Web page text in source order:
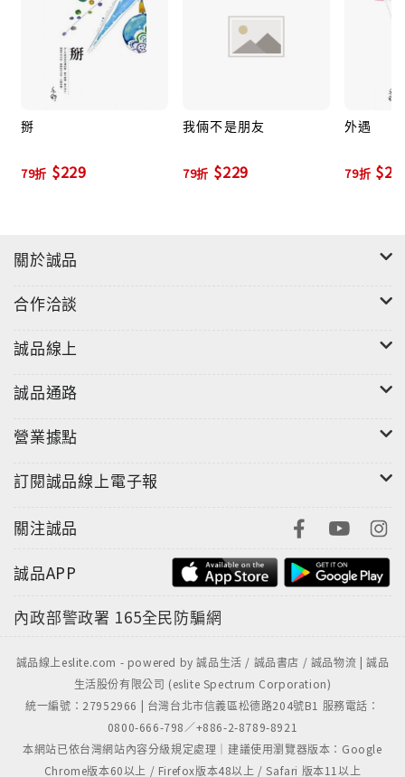
掰
79折 $229
我倆不是朋友
79折 $229
外遇
79折
關於誠品
合作洽談
誠品線上
誠品通路
營業據點
訂閱誠品線上電子報
關注誠品
誠品APP
內政部警政署 165全民防騙網
誠品線上eslite.com - powered by 誠品生活 / 誠品書店 / 誠品物流 | 誠品
生活股份有限公司 (eslite Spectrum Corporation)
統一編號：27952966 | 台灣台北市信義區松德路204號B1 服務電話：
0800-666-798／+886-2-8789-8921
本網站已依台灣網站內容分級規定處理｜建議使用瀏覽器版本：Google
Chrome版本60以上 / Firefox版本48以上 / Safari 版本11以上